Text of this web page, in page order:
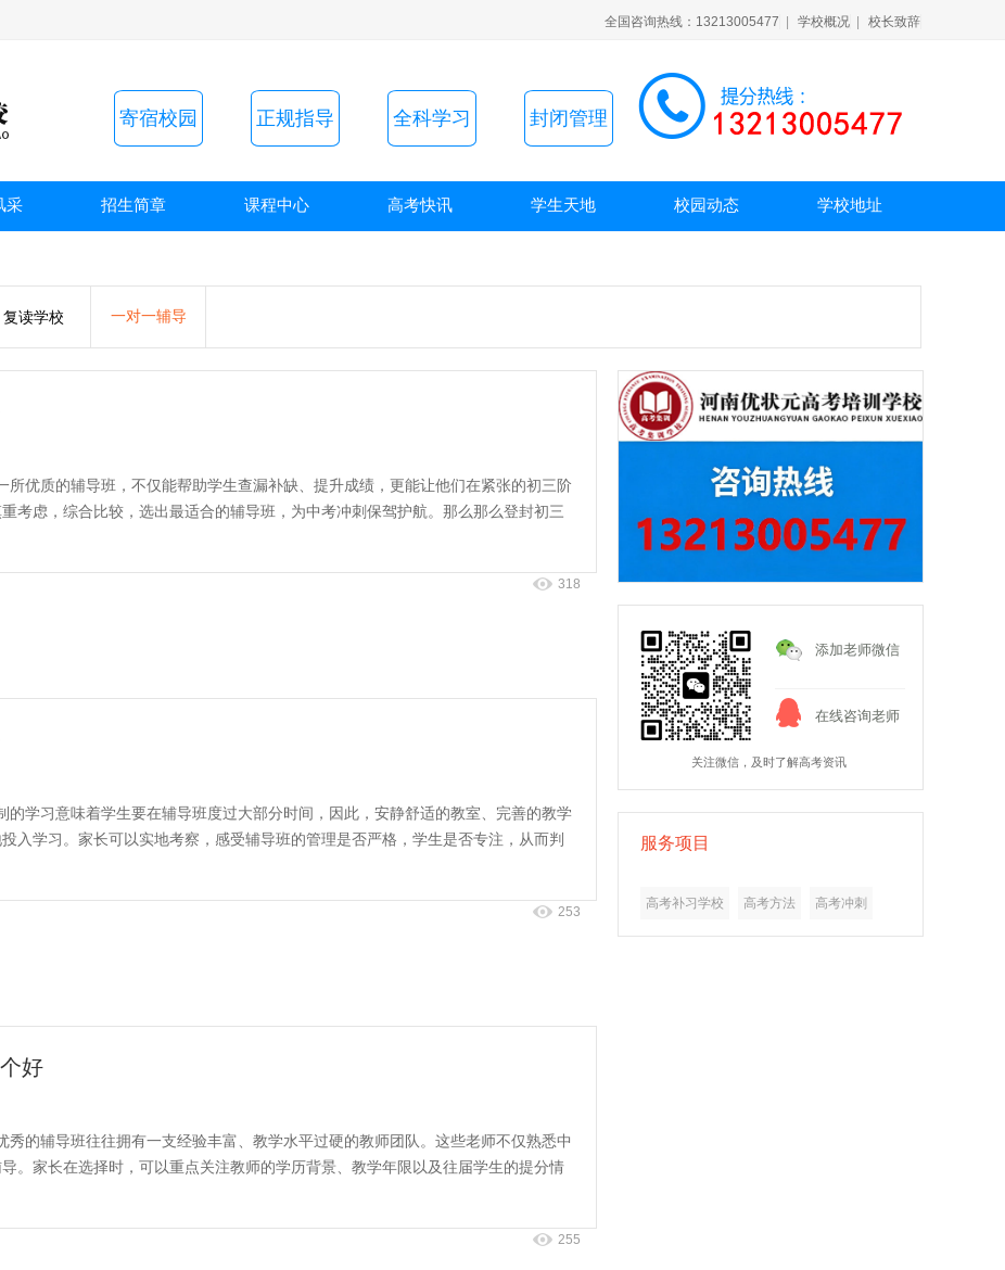
全国咨询热线：13213005477 学校概况 校长致辞
寄宿校园 正规指导 全科学习 封闭管理
采 招生简章 课程中心 高考快讯 学生天地 校园动态 学校地址
复读学校 一对一辅导
添加老师微信
在线咨询老师
关注微信，及时了解高考资讯
服务项目
高考补习学校 高考方法 高考冲刺
优质的辅导班，不仅能帮助学生查漏补缺、提升成绩，更能让他们在紧张的初三阶
考虑，综合比较，选出最适合的辅导班，为中考冲刺保驾护航。那么那么登封初三
318
学习意味着学生要在辅导班度过大部分时间，因此，安静舒适的教室、完善的教学
入学习。家长可以实地考察，感受辅导班的管理是否严格，学生是否专注，从而判
253
好
辅导班往往拥有一支经验丰富、教学水平过硬的教师团队。这些老师不仅熟悉中
。家长在选择时，可以重点关注教师的学历背景、教学年限以及往届学生的提分情
255